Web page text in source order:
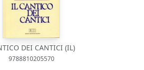
DEI CANTICI (IL)
9788810205570